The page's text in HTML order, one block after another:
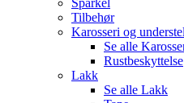
Tilbehør
Karosseri og
Se alle
Rustbeskyttelse
Lakk
Se alle Lakk